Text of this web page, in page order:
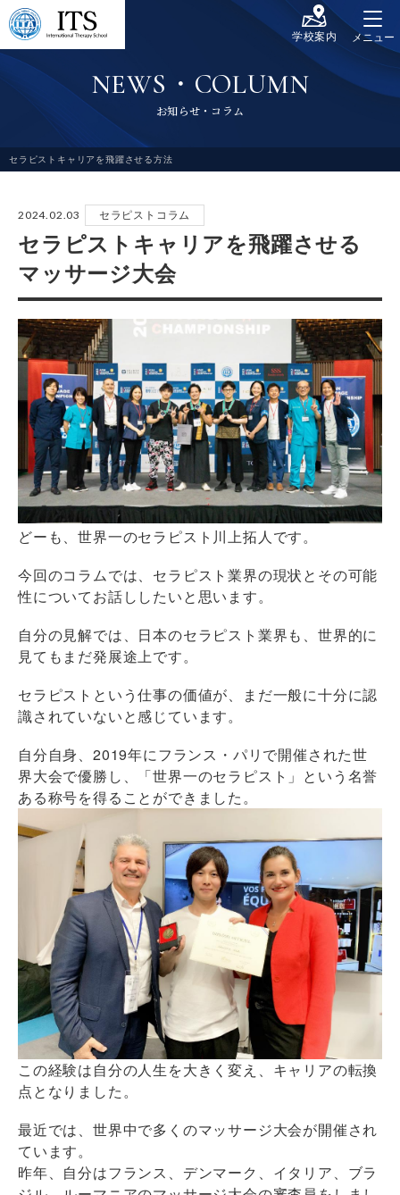
学校案内 メニュー
セラピストキャリアを飛躍させる方法
NEWS ・ COLUMN
お知らせ ・ コ ラム
2024.02.03 セラピストコラム
セラピストキャリアを飛躍させる
マッサージ大会
どーも、世界一のセラピスト川上拓人です。
今回のコラムでは、セラピスト業界の現状とその可能
性についてお話ししたいと思います。
自分の見解では、日本のセラピスト業界も、世界的に
見てもまだ発展途上です。
セラピストという仕事の価値が、まだ一般に十分に認
識されていないと感じています。
自分自身、2019年にフランス・パリで開催された世
界大会で優勝し、「世界一のセラピスト」という名誉
ある称号を得ることができました。
この経験は自分の人生を大きく変え、キャリアの転換
点となりました。
最近では、世界中で多くのマッサージ大会が開催され
ています。
昨年、自分はフランス、デンマーク、イタリア、ブラ